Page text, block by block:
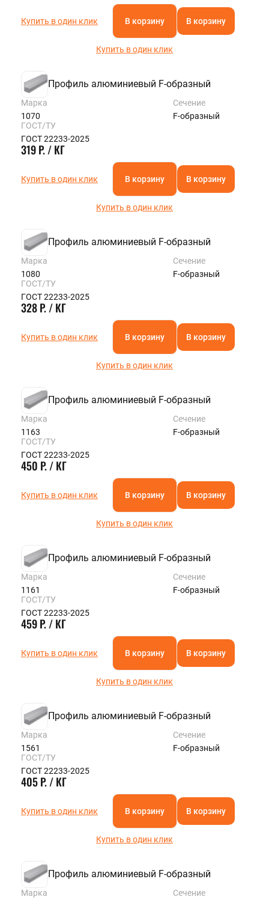
Купить в один клик В корзину В корзину
Купить в один клик
Профиль алюминиевый F-образный
Марка
1070
Сечение
F-образный
ГОСТ/ТУ
ГОСТ 22233-2025
319 Р. / КГ
Купить в один клик В корзину В корзину
Купить в один клик
Профиль алюминиевый F-образный
Марка
1080
Сечение
F-образный
ГОСТ/ТУ
ГОСТ 22233-2025
328 Р. / КГ
Купить в один клик В корзину В корзину
Купить в один клик
Профиль алюминиевый F-образный
Марка
1163
Сечение
F-образный
ГОСТ/ТУ
ГОСТ 22233-2025
450 Р. / КГ
Купить в один клик В корзину В корзину
Купить в один клик
Профиль алюминиевый F-образный
Марка
1161
Сечение
F-образный
ГОСТ/ТУ
ГОСТ 22233-2025
459 Р. / КГ
Купить в один клик В корзину В корзину
Купить в один клик
Профиль алюминиевый F-образный
Марка
1561
Сечение
F-образный
ГОСТ/ТУ
ГОСТ 22233-2025
405 Р. / КГ
Купить в один клик В корзину В корзину
Купить в один клик
Профиль алюминиевый F-образный
Марка
Сечение